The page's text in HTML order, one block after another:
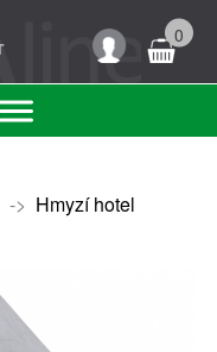
0
-> Hmyzí hotel